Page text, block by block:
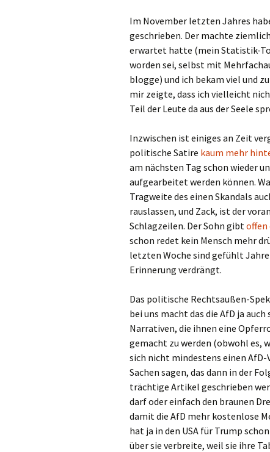
Im November letzten Jahres
geschrieben. Der machte
erwartet hatte (mein Statistik-
worden sei, selbst mit
blogge) und ich bekam viel und
mir zeigte, dass ich vielleicht
Teil der Leute da aus der Seele
Inzwischen ist einiges an Zeit
politische Satire kaum mehr
am nächsten Tag schon wieder
aufgearbeitet werden können.
Tragweite des einen Skandals
rauslassen, und Zack, ist der
Schlagzeilen. Der Sohn gibtoffen
schon redet kein Mensch mehr
letzten Woche sind gefühlt Jahre
Erinnerung verdrängt.
Das politische Rechtsaußen-
bei uns macht das die AfD ja
Narrativen, die ihnen eine
gemacht zu werden (obwohl es,
sich nicht mindestens einen
Sachen sagen, das dann in der
trächtige Artikel geschrieben
darf oder einfach den braunen
damit die AfD mehr kostenlose
hat ja in den USA für Trump
über sie verbreite, weil sie ihre